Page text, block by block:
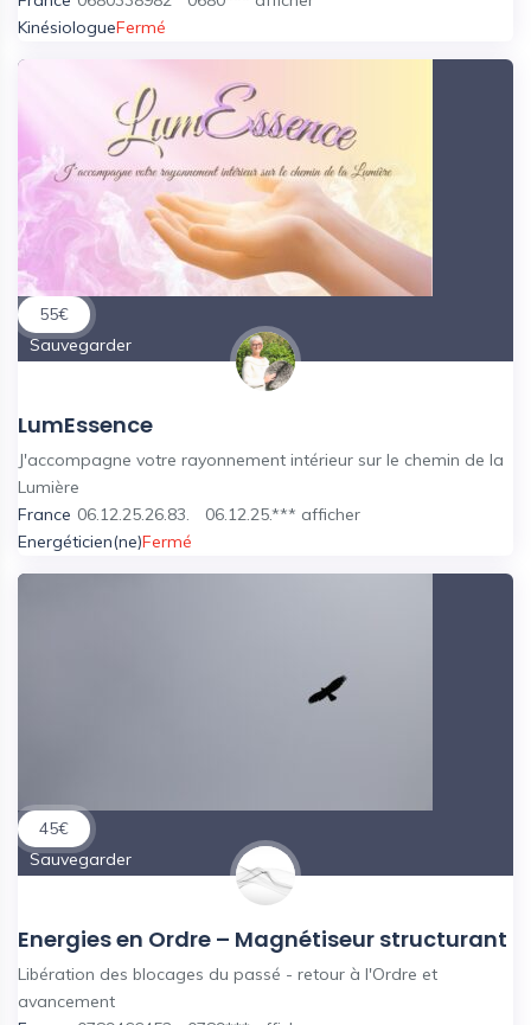
KinésiologueFermé
55€
Sauvegarder
LumEssence
J'accompagne votre rayonnement intérieur sur le chemin de la
Lumière
France 06.12.25.26.83. 06.12.25.*** afficher
Energéticien(ne)Fermé
45€
Sauvegarder
Energies en Ordre – Magnétiseur structurant
Libération des blocages du passé - retour à l'Ordre et
avancement